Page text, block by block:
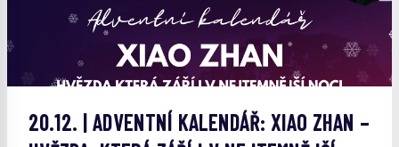
20.12. | ADVENTNÍ KALENDÁŘ: XIAO ZHAN –